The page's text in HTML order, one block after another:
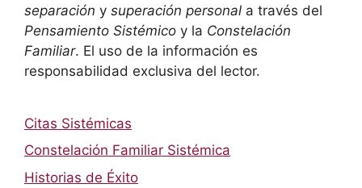
separación y superación personal a través del
Pensamiento Sistémico y la Constelación
Familiar. El uso de la información es
responsabilidad exclusiva del lector.
Citas Sistémicas
Constelación Familiar Sistémica
Historias de Éxito